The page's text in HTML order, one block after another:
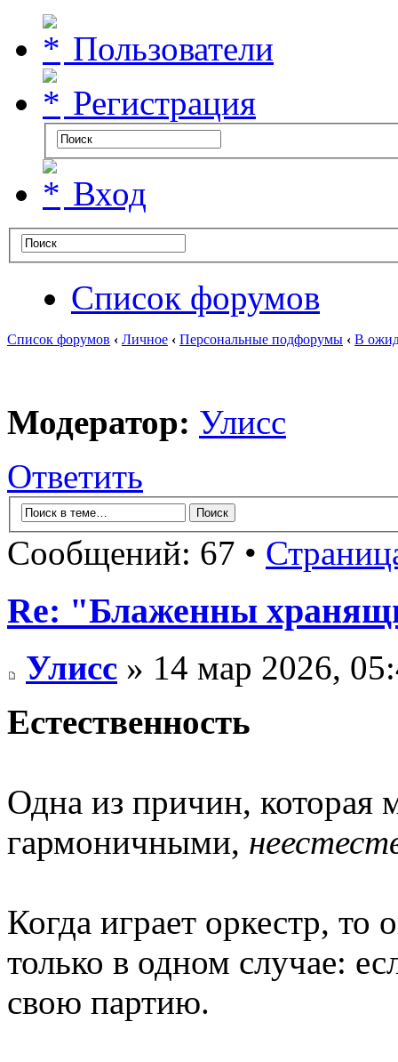
Пользователи
Регистрация
Вход
Список форумов
Список форумов ‹ Личное ‹ Персональные подфорумы ‹ В
Модератор: Улисс
Ответить
Сообщений: 67 •
Re: "Блаженны
Улисс » 14 мар 2026,
Естественность
Одна из причин, которая
гармоничными,
Когда играет оркестр, то
только в одном случае:
свою партию.